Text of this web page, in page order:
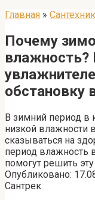
Главная »
Почему
влажность?
обстановку
В зимний период в
низкой влажности
сказываться на
период влажность
помогут решить
Опубликовано:
Сантрек